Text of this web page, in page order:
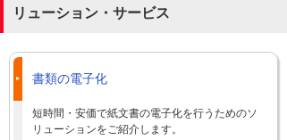
リューション・サービス
書類の電子化
短時間・安価で紙文書の電子化を行うためのソ
リューションをご紹介します。